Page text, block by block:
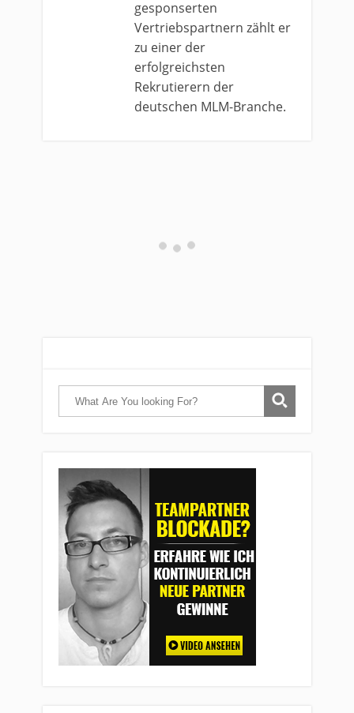
gesponserten
Vertriebspartnern zählt er
zu einer der
erfolgreichsten
Rekrutierern der
deutschen MLM-Branche.